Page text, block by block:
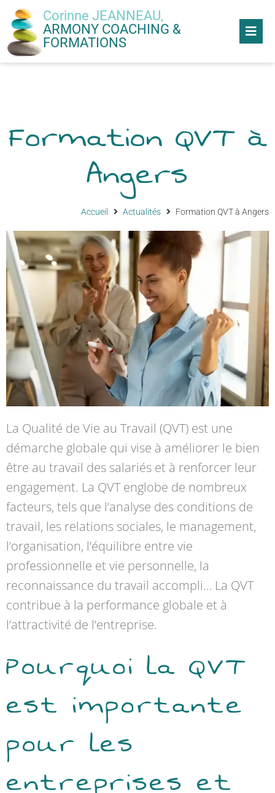
Corinne JEANNEAU,
ARMONY COACHING &
FORMATIONS
Formation QVT à
Angers
Accueil Actualités Formation QVT à Angers
La Qualité de Vie au Travail (QVT) est une
démarche globale qui vise à améliorer le bien
être au travail des salariés et à renforcer leur
engagement. La QVT englobe de nombreux
facteurs, tels que l’analyse des conditions de
travail, les relations sociales, le management,
l’organisation, l’équilibre entre vie
professionnelle et vie personnelle, la
reconnaissance du travail accompli… La QVT
contribue à la performance globale et à
l’attractivité de l’entreprise.
Pourquoi la QVT
est importante
pour les
entreprises et